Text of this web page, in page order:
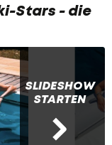
Stars - die
SLIDESHOW
STARTEN